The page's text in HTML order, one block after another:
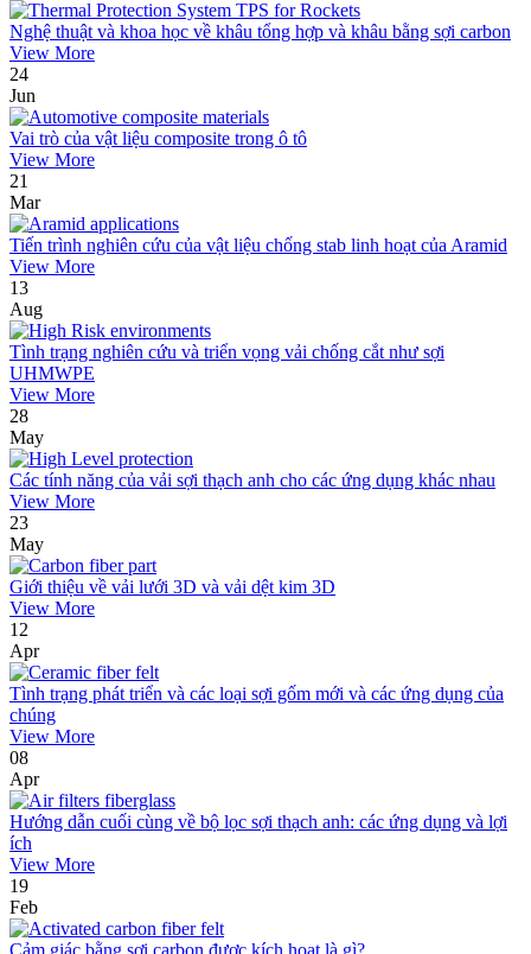
Nghệ thuật và khoa học về khâu tổng hợp và khâu bằng sợi carbon
View More
24
Jun
Vai trò của vật liệu composite trong ô tô
View More
21
Mar
Tiến trình nghiên cứu của vật liệu chống stab linh hoạt của Aramid
View More
13
Aug
Tình trạng nghiên cứu và triển vọng vải chống cắt như sợi
UHMWPE
View More
28
May
Các tính năng của vải sợi thạch anh cho các ứng dụng khác nhau
View More
23
May
Giới thiệu về vải lưới 3D và vải dệt kim 3D
View More
12
Apr
Tình trạng phát triển và các loại sợi gốm mới và các ứng dụng của
chúng
View More
08
Apr
Hướng dẫn cuối cùng về bộ lọc sợi thạch anh: các ứng dụng và lợi
ích
View More
19
Feb
Cảm giác bằng sợi carbon được kích hoạt là gì?